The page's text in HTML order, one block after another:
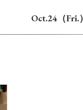
Oct.24（Fri.）